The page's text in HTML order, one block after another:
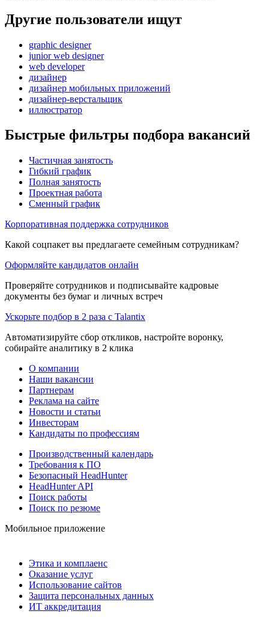
Другие пользователи ищут
graphic designer
junior web designer
web developer
дизайнер
дизайнер мобильных приложений
дизайнер-верстальщик
иллюстратор
Быстрые фильтры подбора вакансий
Частичная занятость
Гибкий график
Полная занятость
Проектная работа
Сменный график
Корпоративная поддержка сотрудников
Какой соцпакет вы предлагаете семейным сотрудникам?
Оформляйте кандидатов онлайн
Проверяйте сотрудников и подписывайте кадровые
документы без бумаг и личных встреч
Ускорьте подбор в 2 раза с Talantix
Автоматизируйте сбор откликов, настройте воронку,
собирайте аналитику в 2 клика
О компании
Наши вакансии
Партнерам
Реклама на сайте
Новости и статьи
Инвесторам
Кандидаты по профессиям
Производственный календарь
Требования к ПО
Безопасный HeadHunter
HeadHunter API
Поиск работы
Поиск по резюме
Мобильное приложение
Этика и комплаенс
Оказание услуг
Использование сайтов
Защита персональных данных
ИТ аккредитация